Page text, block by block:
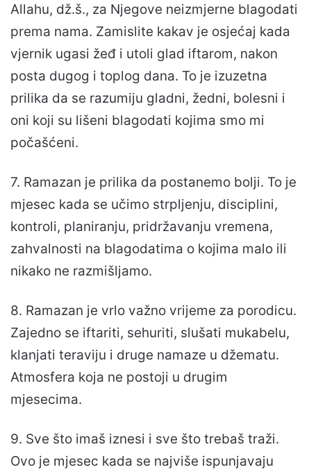
Allahu, dž.š., za Njegove neizmjerne blagodati
prema nama. Zamislite kakav je osjećaj kada
vjernik ugasi žeđ i utoli glad iftarom, nakon
posta dugog i toplog dana. To je izuzetna
prilika da se razumiju gladni, žedni, bolesni i
oni koji su lišeni blagodati kojima smo mi
počašćeni.
7. Ramazan je prilika da postanemo bolji. To je
mjesec kada se učimo strpljenju, disciplini,
kontroli, planiranju, pridržavanju vremena,
zahvalnosti na blagodatima o kojima malo ili
nikako ne razmišljamo.
8. Ramazan je vrlo važno vrijeme za porodicu.
Zajedno se iftariti, sehuriti, slušati mukabelu,
klanjati teraviju i druge namaze u džematu.
Atmosfera koja ne postoji u drugim
mjesecima.
9. Sve što imaš iznesi i sve što trebaš traži.
Ovo je mjesec kada se najviše ispunjavaju